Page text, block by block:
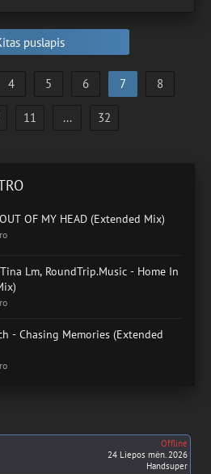
puslapis
4 5 6 7 8
11 ... 32
OF MY HEAD (Extended Mix)
Lm, RoundTrip.Music - Home In
- Chasing Memories (Extended
Offline
24 Liepos mėn. 2026
Handsuper